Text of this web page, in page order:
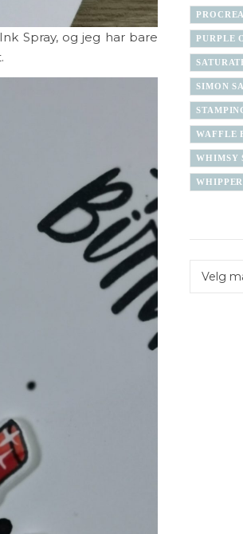
Spray, og jeg har bare
PURPLE
SIMON
WAFFLE
WHIMSY